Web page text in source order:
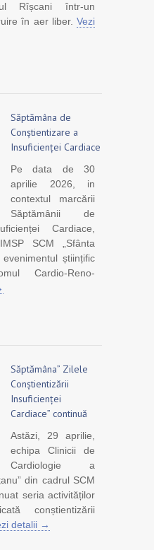
Rîșcani într-un
în aer liber. Vezi
Săptămâna de
Conștientizare a
Insuficienței Cardiace
Pe data de 30
aprilie 2026, in
contextul marcării
Săptămânii de
Cardiace,
SCM „Sfânta
științific
Cardio-Reno-
Săptămâna” Zilele
Conștientizării
Insuficienței
Cardiace” continuă
Astăzi, 29 aprilie,
echipa Clinicii de
Cardiologie a
din cadrul SCM
seria activităților
conștientizării
detalii →